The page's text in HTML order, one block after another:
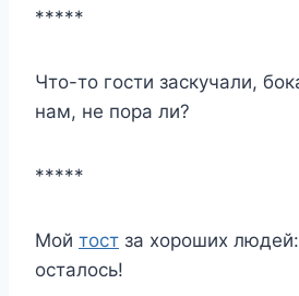
*****
Что-то гости заскучали,
нам, не пора ли?
*****
Мой тост за хороших
осталось!